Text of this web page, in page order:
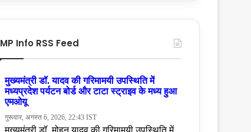
MP Info RSS Feed